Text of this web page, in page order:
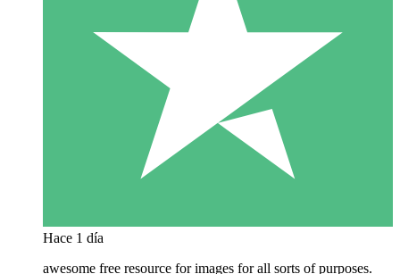
Hace 1 día
awesome free resource for images for all sorts of purposes.